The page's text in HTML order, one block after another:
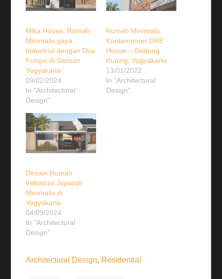
Mika House, Rumah
Minimalis gaya
Industrial dengan Dua
Fungsi di Sleman
Yogyakarta
09/02/2024
In "Architectural
Design"
Rumah Minimalis
Kontemporer DRE
House – Gedong
Kuning, Yogyakarta
13/01/2022
In "Architectural
Design"
Desain Rumah
Industrial Japandi
Minimalis di
Yogyakarta
04/09/2024
In "Architectural
Design"
Architectural Design, Residential